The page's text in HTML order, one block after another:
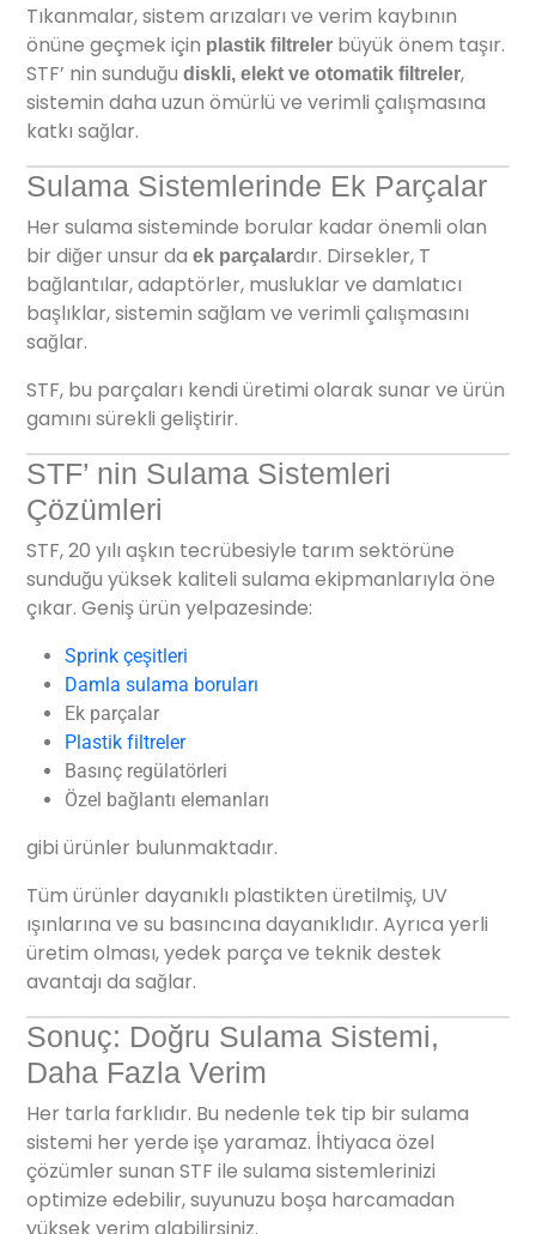
Tıkanmalar, sistem arızaları ve verim kaybının
önüne geçmek için plastik filtreler büyük önem taşır.
STF’ nin sunduğu diskli, elekt ve otomatik filtreler,
sistemin daha uzun ömürlü ve verimli çalışmasına
katkı sağlar.
Sulama Sistemlerinde Ek Parçalar
Her sulama sisteminde borular kadar önemli olan
bir diğer unsur da ek parçalardır. Dirsekler, T
bağlantılar, adaptörler, musluklar ve damlatıcı
başlıklar, sistemin sağlam ve verimli çalışmasını
sağlar.
STF, bu parçaları kendi üretimi olarak sunar ve ürün
gamını sürekli geliştirir.
STF’ nin Sulama Sistemleri
Çözümleri
STF, 20 yılı aşkın tecrübesiyle tarım sektörüne
sunduğu yüksek kaliteli sulama ekipmanlarıyla öne
çıkar. Geniş ürün yelpazesinde:
Sprink çeşitleri
Damla sulama boruları
Ek parçalar
Plastik filtreler
Basınç regülatörleri
Özel bağlantı elemanları
gibi ürünler bulunmaktadır.
Tüm ürünler dayanıklı plastikten üretilmiş, UV
ışınlarına ve su basıncına dayanıklıdır. Ayrıca yerli
üretim olması, yedek parça ve teknik destek
avantajı da sağlar.
Sonuç: Doğru Sulama Sistemi,
Daha Fazla Verim
Her tarla farklıdır. Bu nedenle tek tip bir sulama
sistemi her yerde işe yaramaz. İhtiyaca özel
çözümler sunan STF ile sulama sistemlerinizi
optimize edebilir, suyunuzu boşa harcamadan